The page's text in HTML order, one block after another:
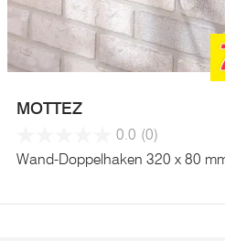
MOTTEZ
0.0 (0)
Wand-Doppelhaken 320 x 80